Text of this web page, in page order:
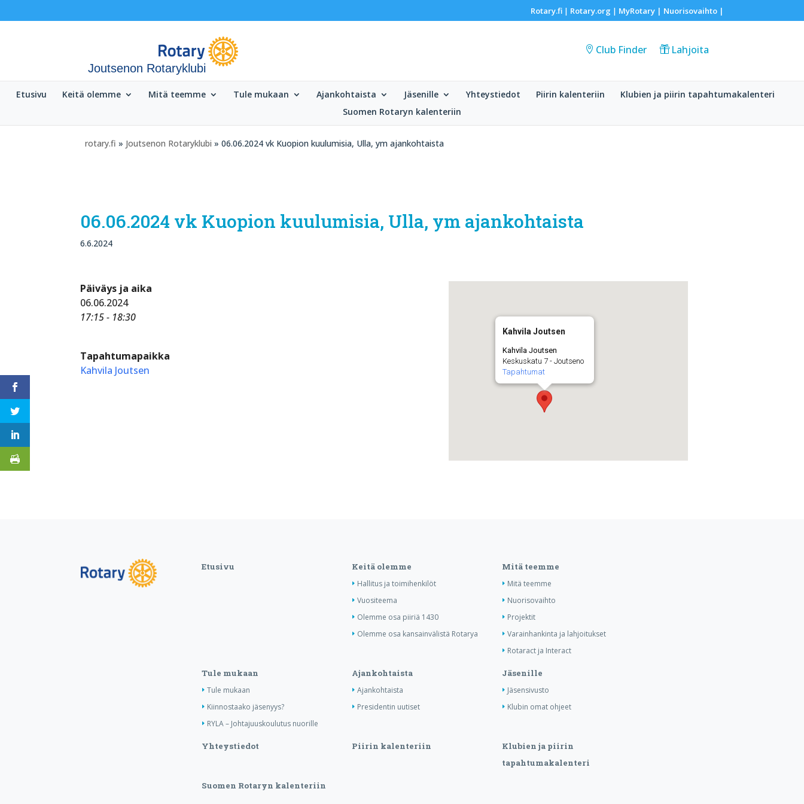
Rotary.fi| Rotary.org | MyRotary | Nuorisovaihto|
Joutsenon Rotaryklubi
Club Finder Lahjoita
Etusivu Keitä olemme Mitä teemme Tule mukaan Ajankohtaista Jäsenille Yhteystiedot Piirin kalenteriin
Klubien ja piirin tapahtumakalenteri
Suomen Rotaryn kalenteriin
rotary.fi » Joutsenon Rotaryklubi » 06.06.2024 vk Kuopion kuulumisia, Ulla, ym ajankohtaista
06.06.2024 vk Kuopion kuulumisia, Ulla, ym ajankohtaista
6.6.2024
Kahvila Joutsen
Kahvila Joutsen
Keskuskatu 7 - Joutseno
Tapahtumat
Päiväys ja aika
06.06.2024
17:15 - 18:30
Tapahtumapaikka
Kahvila Joutsen
Etusivu Keitä olemme
Hallitus ja toimihenkilöt
Vuositeema
Olemme osa piiriä 1430
Olemme osa kansainvälistä Rotarya
Mitä teemme
Mitä teemme
Nuorisovaihto
Projektit
Varainhankinta ja lahjoitukset
Rotaract ja Interact
Tule mukaan
Tule mukaan
Kiinnostaako jäsenyys?
RYLA – Johtajuuskoulutus nuorille
Ajankohtaista
Ajankohtaista
Presidentin uutiset
Jäsenille
Jäsensivusto
Klubin omat ohjeet
Yhteystiedot Piirin kalenteriin
Klubien ja piirin
tapahtumakalenteri
Suomen Rotaryn kalenteriin